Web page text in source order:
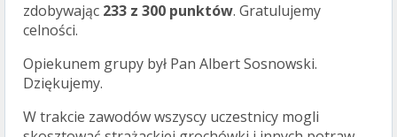
zdobywając 233 z 300 punktów. Gratulujemy
celności.
Opiekunem grupy był Pan Albert Sosnowski.
Dziękujemy.
W trakcie zawodów wszyscy uczestnicy mogli